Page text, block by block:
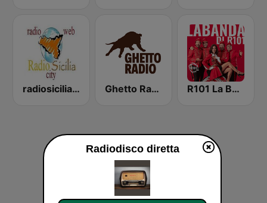
radiosicilia city catania Ghetto Radio 89.5 R101 La Banda
Radiodisco diretta